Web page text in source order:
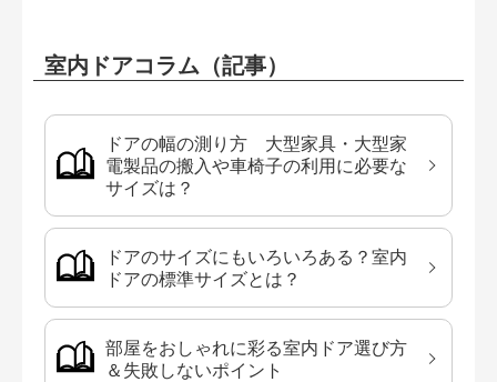
室内ドアコラム（記事）
ドアの幅の測り方 大型家具・大型家
電製品の搬入や車椅子の利用に必要な
サイズは？
ドアのサイズにもいろいろある？室内
ドアの標準サイズとは？
部屋をおしゃれに彩る室内ドア選び方
＆失敗しないポイント